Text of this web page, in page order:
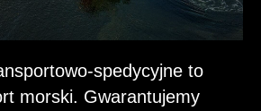
spedycyjne to
morski. Gwarantujemy